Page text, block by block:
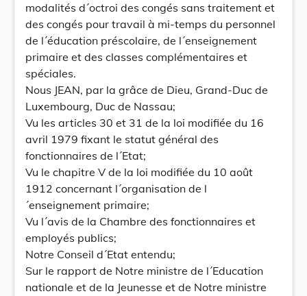
modalités d´octroi des congés sans traitement et
des congés pour travail à mi-temps du personnel
de l´éducation préscolaire, de l´enseignement
primaire et des classes complémentaires et
spéciales.
Nous JEAN, par la grâce de Dieu, Grand-Duc de
Luxembourg, Duc de Nassau;
Vu les articles 30 et 31 de la loi modifiée du 16
avril 1979 fixant le statut général des
fonctionnaires de l´Etat;
Vu le chapitre V de la loi modifiée du 10 août
1912 concernant l´organisation de l
´enseignement primaire;
Vu l´avis de la Chambre des fonctionnaires et
employés publics;
Notre Conseil d´Etat entendu;
Sur le rapport de Notre ministre de l´Education
nationale et de la Jeunesse et de Notre ministre